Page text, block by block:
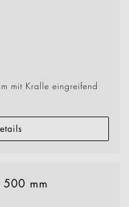
mit Kralle eingreifend
mm